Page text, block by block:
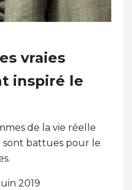
vraies
inspiré le
de la vie réelle
sont battues pour le
2019